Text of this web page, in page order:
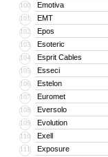
100 Emotiva
101 EMT
102 Epos
103 Esoteric
104 Esprit Cables
105 Esseci
106 Estelon
107 Euromet
108 Eversolo
109 Evolution
110 Exell
111 Exposure